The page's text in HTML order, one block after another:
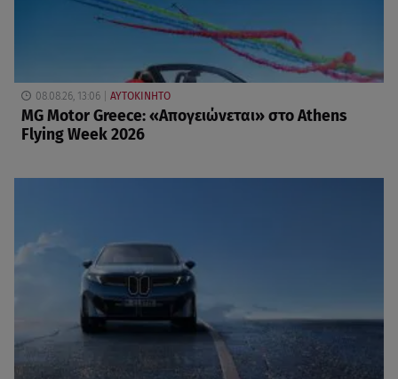
08.08.26, 13:06 ΑΥΤΟΚΙΝΗΤΟ
MG Motor Greece: «Απογειώνεται» στο Athens
Flying Week 2026